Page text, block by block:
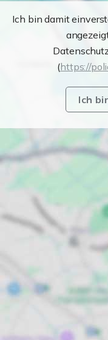
Ich bin damit
(https://
Ich